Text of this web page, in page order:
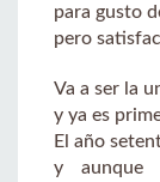
para gusto
pero
Va a ser la
y ya es
El año
y aunque